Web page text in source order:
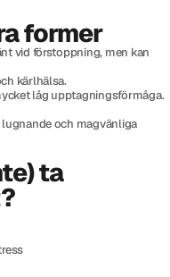
former
vid förstoppning, men kan
kärlhälsa.
låg upptagningsförmåga.
och magvänliga
ta